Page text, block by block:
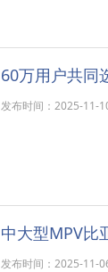
60万用户共同
发布时间：2025-11-
发布时间：2025-11-